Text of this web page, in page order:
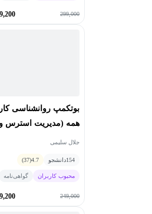
299,000
بوتکمپ روانشناسی
همه (مديريت استرس
روانی)
جلال سلیمی
154دانشجو 4.7
(37)
محبوب کاربران گواهی‌نامه
249,000